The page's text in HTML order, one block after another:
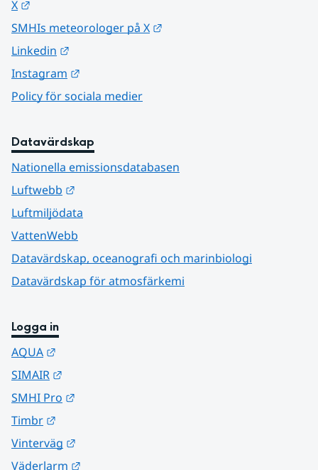
X
SMHIs meteorologer på X
Linkedin
Instagram
Policy för sociala medier
Datavärdskap
Nationella emissionsdatabasen
Luftwebb
Luftmiljödata
VattenWebb
Datavärdskap, oceanografi och marinbiologi
Datavärdskap för atmosfärkemi
Logga in
AQUA
SIMAIR
SMHI Pro
Timbr
Vinterväg
Väderlarm